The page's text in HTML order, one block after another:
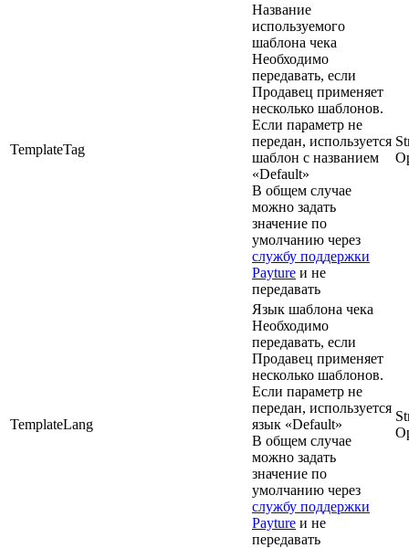
TemplateTag
Название
используемого
шаблона чека
Необходимо
передавать, если
Продавец применяет
несколько шаблонов.
Если параметр не
передан, используется
шаблон с названием
«Default»
В общем случае
можно задать
значение по
умолчанию через
службу поддержки
Payture и не
передавать
TemplateLang
Язык шаблона чека
Необходимо
передавать, если
Продавец применяет
несколько шаблонов.
Если параметр не
передан, используется
язык «Default»
В общем случае
можно задать
значение по
умолчанию через
службу поддержки
Payture и не
передавать